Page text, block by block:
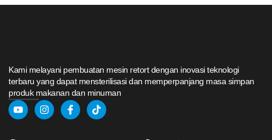
Kami melayani pembuatan mesin retort dengan inovasi teknologi
terbaru yang dapat mensterilisasi dan memperpanjang masa simpan
produk makanan dan minuman